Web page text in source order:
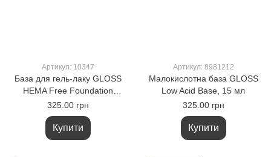
Артикул: 10347
База для гель-лаку GLOSS
HEMA Free Foundation
system, 15 мл
325.00 грн
Купити
Артикул: 8981212
Малокислотна база GLOSS
Low Acid Base, 15 мл
325.00 грн
Купити